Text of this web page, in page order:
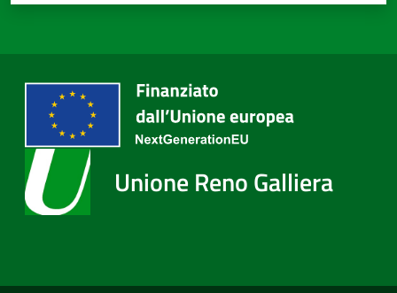
Unione Reno Galliera